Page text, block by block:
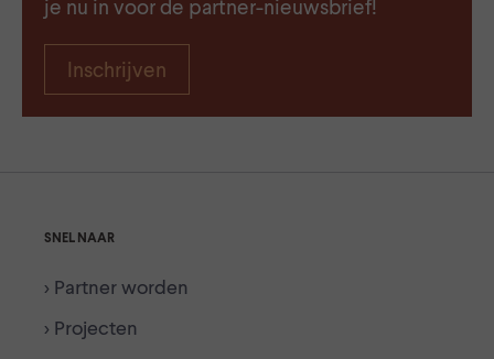
je nu in voor de partner-nieuwsbrief!
Inschrijven
SNEL NAAR
> Partner worden
> Projecten